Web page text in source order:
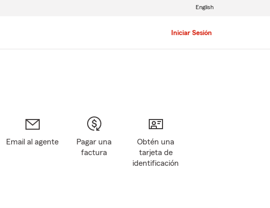
Iniciar Sesión
English
Email al agente
Pagar una
factura
Obtén una
tarjeta de
identificación